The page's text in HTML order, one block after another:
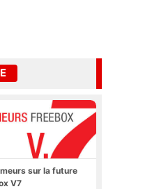
sur la future
V7